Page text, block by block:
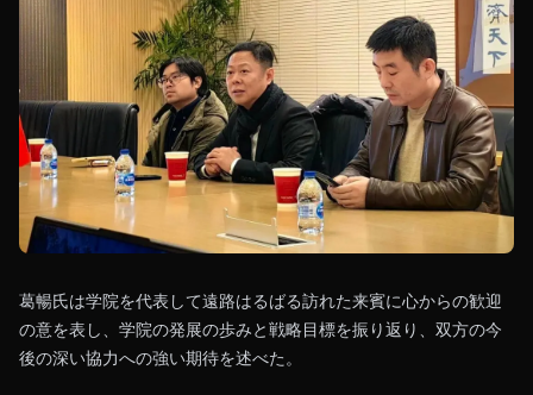
葛暢氏は学院を代表して遠路はるばる訪れた来賓に心からの歓迎
の意を表し、学院の発展の歩みと戦略目標を振り返り、双方の今
後の深い協力への強い期待を述べた。